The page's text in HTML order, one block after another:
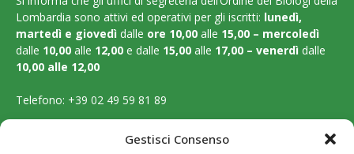
Gestisci Consenso
Lombardia sono attivi ed operativi per gli iscritti: lunedì,
martedì e giovedì dalle ore 10,00 alle 15,00 – mercoledì
dalle 10,00 alle 12,00 e dalle 15,00 alle 17,00 – venerdì dalle
10,00 alle 12,00
Telefono: +39 02 49 59 81 89
segreteria@ordinebiologilombardia.it